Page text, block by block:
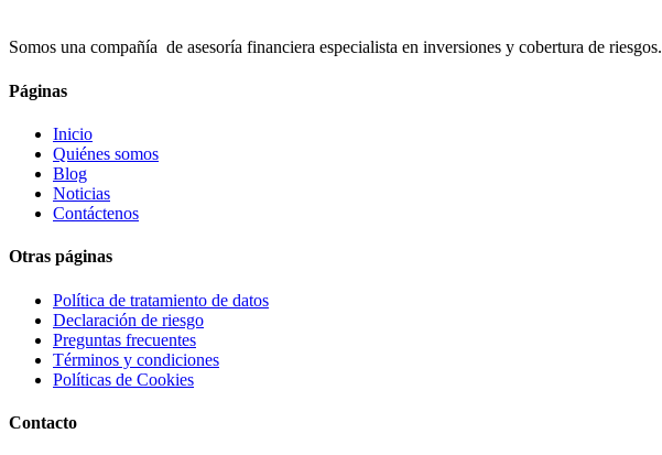
Somos una compañía de asesoría financiera especialista en inversiones y cobertura de riesgos.
Páginas
Inicio
Quiénes somos
Blog
Noticias
Contáctenos
Otras páginas
Política de tratamiento de datos
Declaración de riesgo
Preguntas frecuentes
Términos y condiciones
Políticas de Cookies
Contacto